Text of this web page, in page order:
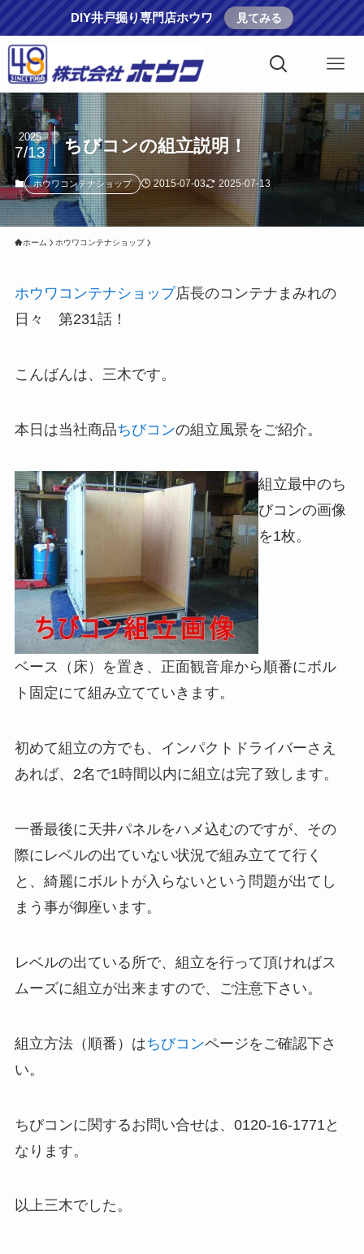
DIY井戸掘り専門店ホウワ 見てみる
ちびコンの組立説明！
2025
7/13
ホウワコンテナショップ 2015-07-03 2025-07-13
ホーム ホウワコンテナショップ
ホウワコンテナショップ店長のコンテナまみれの
日々 第231話！
こんばんは、三木です。
本日は当社商品ちびコンの組立風景をご紹介。
組立最中のち
びコンの画像
を1枚。
ベース（床）を置き、正面観音扉から順番にボル
ト固定にて組み立てていきます。
初めて組立の方でも、インパクトドライバーさえ
あれば、2名で1時間以内に組立は完了致します。
一番最後に天井パネルをハメ込むのですが、その
際にレベルの出ていない状況で組み立てて行く
と、綺麗にボルトが入らないという問題が出てし
まう事が御座います。
レベルの出ている所で、組立を行って頂ければス
ムーズに組立が出来ますので、ご注意下さい。
組立方法（順番）はちびコンページをご確認下さ
い。
ちびコンに関するお問い合せは、0120-16-1771と
なります。
以上三木でした。